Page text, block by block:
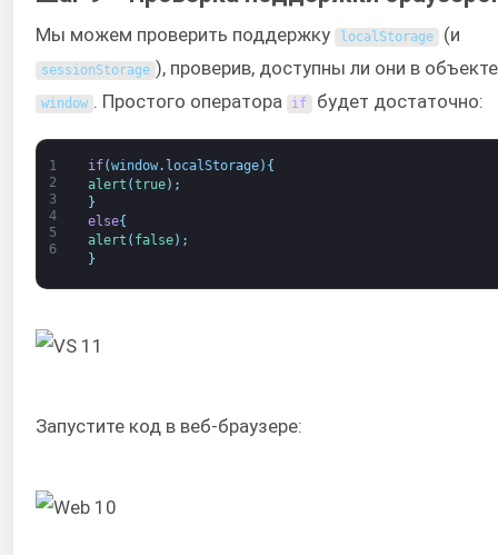
Мы можем проверить поддержку localStorage (и
sessionStorage ), проверив, доступны ли они в объекте
window . Простого оператора if будет достаточно:
1
2
3
4
5
6
if(window. localStorage) {
alert (true) ;
}
else{
alert ( false) ;
}
Запустите код в веб-браузере: